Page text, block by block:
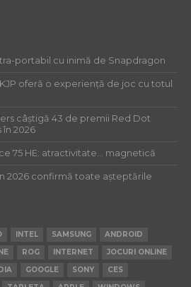
portabil cu inimă de Snapdragon
oferă o experiență de joc cu totul
câștigă 43 de premii Red Dot
2026
75 HE: atractivitate… magnetică
2026 confirmă toate așteptările
INTEL SAMSUNG
ANDROID
ROG INTERNET
JOCURI ONLINE
GOOGLE SONY
CES